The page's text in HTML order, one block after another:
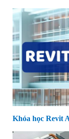
Khóa học Revit